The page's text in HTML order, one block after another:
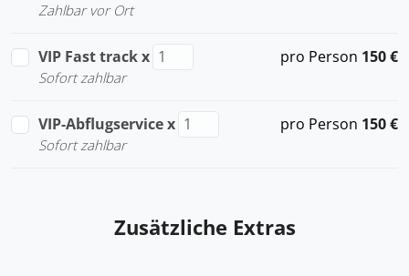
Zahlbar vor Ort
VIP Fast trackx
Sofort zahlbar
pro Person 150 €
VIP-Abflugservicex
Sofort zahlbar
pro Person 150 €
Zusätzliche Extras